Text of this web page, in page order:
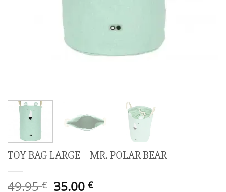
TOY BAG LARGE – MR. POLAR BEAR
49.95€ Original
35.00€Η